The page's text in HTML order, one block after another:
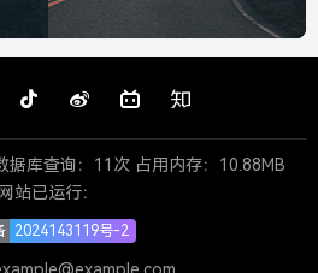
据库查询：11次 占用内存：10.88MB
网站已运行：
2024143119号-2